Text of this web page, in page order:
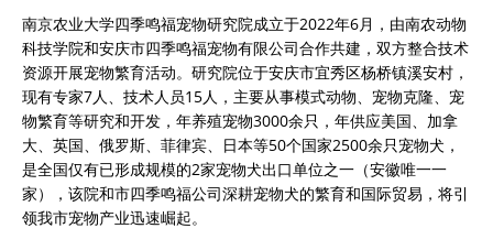
南京农业大学四季鸣福宠物研究院成立于2022年6月，由南农动物
科技学院和安庆市四季鸣福宠物有限公司合作共建，双方整合技术
资源开展宠物繁育活动。研究院位于安庆市宜秀区杨桥镇溪安村，
现有专家7人、技术人员15人，主要从事模式动物、宠物克隆、宠
物繁育等研究和开发，年养殖宠物3000余只，年供应美国、加拿
大、英国、俄罗斯、菲律宾、日本等50个国家2500余只宠物犬，
是全国仅有已形成规模的2家宠物犬出口单位之一（安徽唯一一
家），该院和市四季鸣福公司深耕宠物犬的繁育和国际贸易，将引
领我市宠物产业迅速崛起。